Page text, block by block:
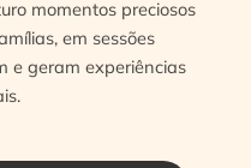
momentos preciosos
em sessões
e geram experiências